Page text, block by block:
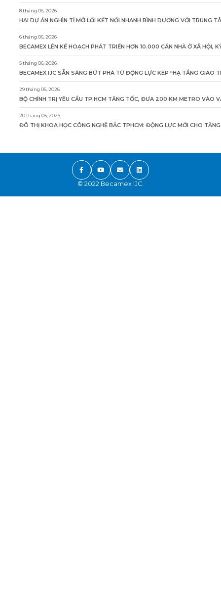
8 tháng 06, 2026
HAI DỰ ÁN NGHÌN TỈ MỞ LỐI KẾT NỐI NHANH BÌNH DƯƠNG VỚI TRUNG
6 tháng 06, 2026
BECAMEX LÊN KẾ HOẠCH PHÁT TRIỂN HƠN 10.000 CĂN NHÀ Ở XÃ
5 tháng 06, 2026
BECAMEX IJC SẴN SÀNG BỨT PHÁ TỪ ĐỘNG LỰC KÉP “HẠ TẦNG GIAO
29 tháng 05, 2026
BỘ CHÍNH TRỊ YÊU CẦU TP.HCM TĂNG TỐC, ĐƯA 200 KM METRO VÀO
20 tháng 05, 2026
ĐÔ THỊ KHOA HỌC CÔNG NGHỆ BẮC TPHCM: ĐỘNG LỰC MỚI CHO
© 2022 Becamex IJC.